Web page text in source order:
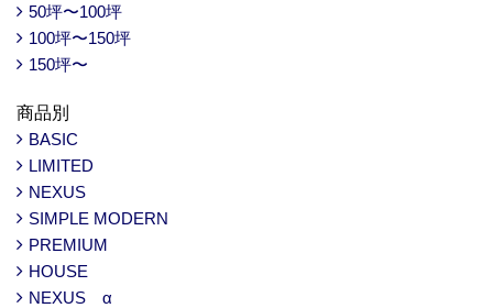
50坪〜100坪
100坪〜150坪
150坪〜
商品別
BASIC
LIMITED
NEXUS
SIMPLE MODERN
PREMIUM
HOUSE
NEXUS α